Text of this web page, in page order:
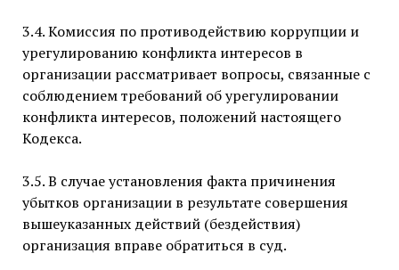
3.4. Комиссия по противодействию коррупции и
урегулированию конфликта интересов в
организации рассматривает вопросы, связанные с
соблюдением требований об урегулировании
конфликта интересов, положений настоящего
Кодекса.
3.5. В случае установления факта причинения
убытков организации в результате совершения
вышеуказанных действий (бездействия)
организация вправе обратиться в суд.